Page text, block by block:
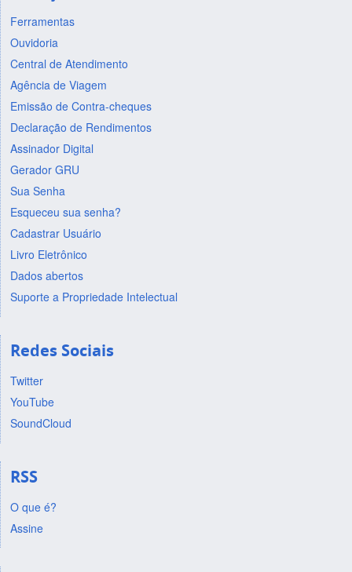
Ferramentas
Ouvidoria
Central de Atendimento
Agência de Viagem
Emissão de Contra-cheques
Declaração de Rendimentos
Assinador Digital
Gerador GRU
Sua Senha
Esqueceu sua senha?
Cadastrar Usuário
Livro Eletrônico
Dados abertos
Suporte a Propriedade Intelectual
Redes Sociais
Twitter
YouTube
SoundCloud
RSS
O que é?
Assine